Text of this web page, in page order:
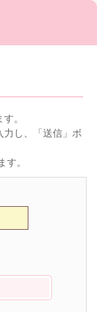
。
力し、「送信」ボ
。